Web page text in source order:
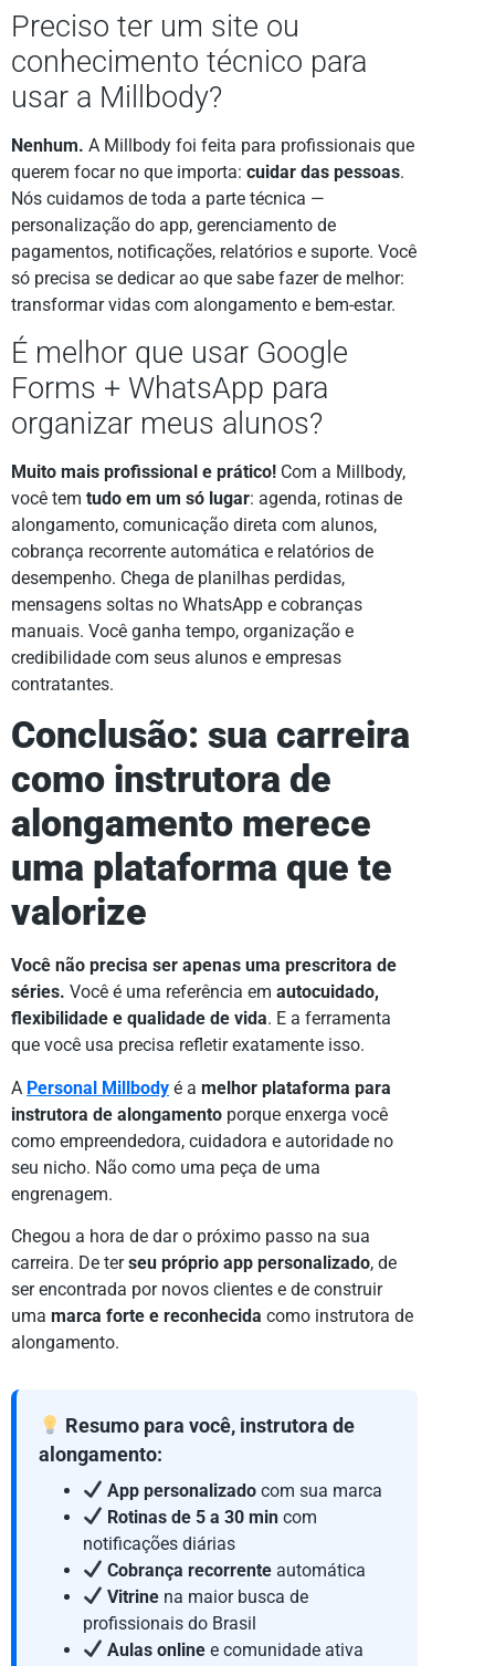
Preciso ter um site ou
conhecimento técnico para
usar a Millbody?
Nenhum. A Millbody foi feita para profissionais que
querem focar no que importa: cuidar das pessoas.
Nós cuidamos de toda a parte técnica —
personalização do app, gerenciamento de
pagamentos, notificações, relatórios e suporte. Você
só precisa se dedicar ao que sabe fazer de melhor:
transformar vidas com alongamento e bem-estar.
É melhor que usar Google
Forms + WhatsApp para
organizar meus alunos?
Muito mais profissional e prático! Com a Millbody,
você tem tudo em um só lugar: agenda, rotinas de
alongamento, comunicação direta com alunos,
cobrança recorrente automática e relatórios de
desempenho. Chega de planilhas perdidas,
mensagens soltas no WhatsApp e cobranças
manuais. Você ganha tempo, organização e
credibilidade com seus alunos e empresas
contratantes.
Conclusão: sua carreira
como instrutora de
alongamento merece
uma plataforma que te
valorize
Você não precisa ser apenas uma prescritora de
séries. Você é uma referência em autocuidado,
flexibilidade e qualidade de vida. E a ferramenta
que você usa precisa refletir exatamente isso.
A Personal Millbody é a melhor plataforma para
instrutora de alongamento porque enxerga você
como empreendedora, cuidadora e autoridade no
seu nicho. Não como uma peça de uma
engrenagem.
Chegou a hora de dar o próximo passo na sua
carreira. De terseu próprio app personalizado, de
ser encontrada por novos clientes e de construir
uma marca forte e reconhecida como instrutora de
alongamento.
Resumo para você, instrutora de
alongamento:
App personalizado com sua marca
Rotinas de 5 a 30 min com
notificações diárias
Cobrança recorrente automática
Vitrine na maior busca de
profissionais do Brasil
Aulas online e comunidade ativa